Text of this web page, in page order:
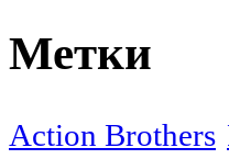
Метки
Action Brothers